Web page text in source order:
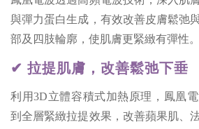
與彈力蛋白生成，有效改善皮膚鬆弛
部及四肢輪廓，使肌膚更緊緻有彈性。
✔ 拉提肌膚，改善鬆弛下垂
利用3D立體容積式加熱原理，鳳凰
到全層緊緻拉提效果，改善蘋果肌、